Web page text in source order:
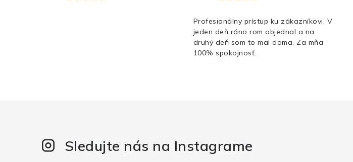
Profesionálny prístup ku zákazníkovi. V
jeden deň ráno rom objednal a na
druhý deň som to mal doma. Za mňa
100% spokojnosť.
Sledujte nás na Instagrame